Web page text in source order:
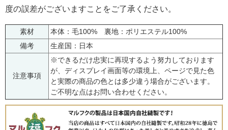
度の誤差がございますことをご了承ください。
素材
本体：毛100% 裏地：ポリエステル100%
備考
生産国：日本
注意事項
※できるだけ忠実に再現するよう努力しております
が、ディスプレイ画面等の環境上、ページで見た色
と実際の商品の色とは多少違う場合がございます。
ご不明な点はお問い合わせください。